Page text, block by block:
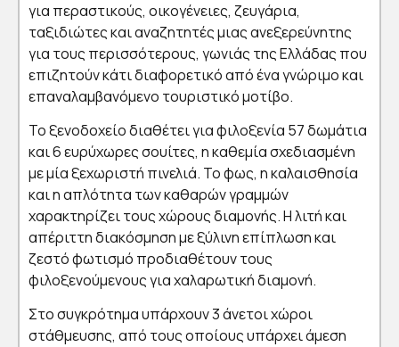
για περαστικούς, οικογένειες, ζευγάρια,
ταξιδιώτες και αναζητητές μιας ανεξερεύνητης
για τους περισσότερους, γωνιάς της Ελλάδας που
επιζητούν κάτι διαφορετικό από ένα γνώριμο και
επαναλαμβανόμενο τουριστικό μοτίβο.
Το ξενοδοχείο διαθέτει για φιλοξενία 57 δωμάτια
και 6 ευρύχωρες σουίτες, η καθεμία σχεδιασμένη
με μία ξεχωριστή πινελιά. Το φως, η καλαισθησία
και η απλότητα των καθαρών γραμμών
χαρακτηρίζει τους χώρους διαμονής. Η λιτή και
απέριττη διακόσμηση με ξύλινη επίπλωση και
ζεστό φωτισμό προδιαθέτουν τους
φιλοξενούμενους για χαλαρωτική διαμονή.
Στο συγκρότημα υπάρχουν 3 άνετοι χώροι
στάθμευσης, από τους οποίους υπάρχει άμεση